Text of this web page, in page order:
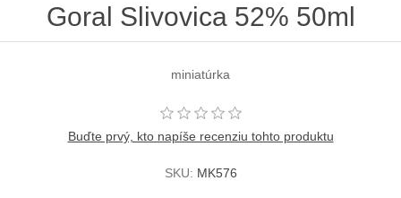
Goral Slivovica 52% 50ml
miniatúrka
Buďte prvý, kto napíše recenziu tohto produktu
SKU: MK576